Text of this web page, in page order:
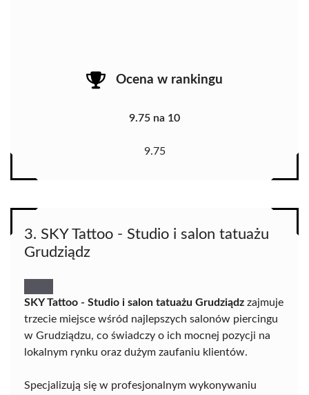
Ocena w rankingu
9.75 na 10
9.75
3. SKY Tattoo - Studio i salon tatuażu
Grudziądz
SKY Tattoo - Studio i salon tatuażu Grudziądz zajmuje
trzecie miejsce wśród najlepszych salonów piercingu
w Grudziądzu, co świadczy o ich mocnej pozycji na
lokalnym rynku oraz dużym zaufaniu klientów.
Specjalizują się w profesjonalnym wykonywaniu